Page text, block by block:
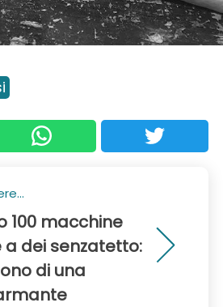
100 macchine
dei senzatetto:
di una